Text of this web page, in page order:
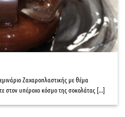
Ζαχαροπλαστικής με θέμα
στον υπέροχο κόσμο της σοκολάτας [...]